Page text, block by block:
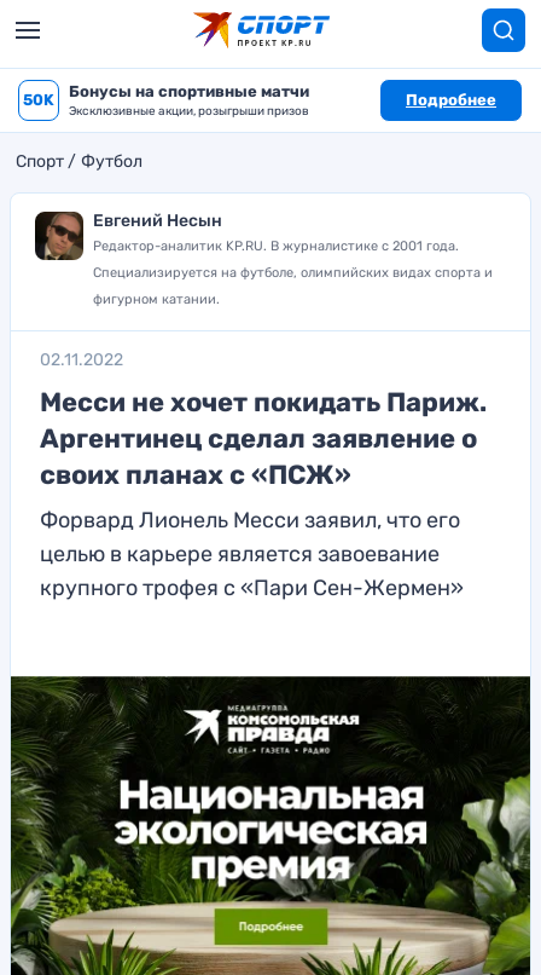
50K Бонусы на спортивные матчи
Эксклюзивные акции, розыгрыши призов
Подробнее
Спорт Футбол
Евгений Несын
Редактор-аналитик KP.RU. В журналистике с 2001 года.
Специализируется на футболе, олимпийских видах спорта и
фигурном катании.
02.11.2022
Месси не хочет покидать Париж.
Аргентинец сделал заявление о
своих планах с «ПСЖ»
Форвард Лионель Месси заявил, что его
целью в карьере является завоевание
крупного трофея с «Пари Сен-Жермен»